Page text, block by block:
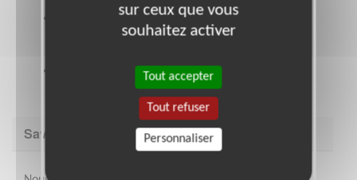
Notre organisation propose de nombreuses
ressources pour mener ses actions, pour
Nous mobilisons nos équipes bénévoles pour
partager autour de nos pratiiques.
Savoir être & compétences
sur ceux que vous
souhaitez activer
Tout accepter
Tout refuser
Personnaliser